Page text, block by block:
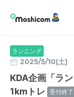
ランニング
2025/5/10(土)
KDA企画「ラ
1kmトレ
受付終了